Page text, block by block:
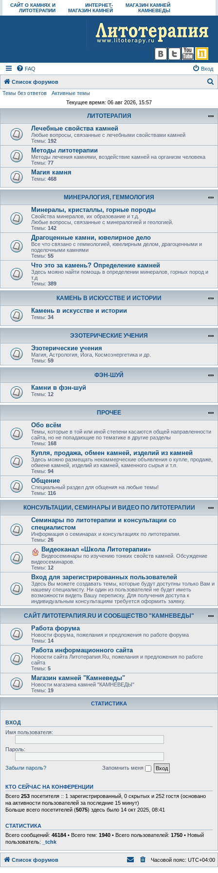
САЙТ О КАМНЯХ И
ЛИТОТЕРАПИИ
ИНТЕРНЕТ-
МАГАЗИН КАМНЕЙ
МАГАЗИН КАМНЕЙ
КАМНЕВЕДЫ
FAQ Вход
Список форумов
Темы без ответов
Активные темы
Текущее время: 06 авг 2026, 15:57
ЛИТОТЕРАПИЯ
Лечебные свойства камней
Любые вопросы, связанные с лечебными свойствами камней
Темы: 192
Методы литотерапии
Методы лечения камнями, воздействие камней на организм человека
Темы: 77
Магия камня
Темы: 468
МИНЕРАЛОГИЯ, ГЕММОЛОГИЯ
Минералы, кристаллы, горные породы
Свойства минералов, их образование и т.д.
Любые вопросы, связанные с минералогией и геологией.
Темы: 142
Драгоценные камни, ювелирное дело
Все что связано с геммологией, ювелирным делом, драгоценными и
поделочными камнями
Темы: 55
Что это за камень? Определение камней
Здесь можно найти помощь в определении минералов, горных пород и
т.д
Темы: 389
КАМЕНЬ В ИСКУССТВЕ И ИСТОРИИ
Камень в искусстве и истории
Темы: 34
ЭЗОТЕРИЧЕСКИЕ УЧЕНИЯ
Эзотерические учения
Магия, Астрология, Йога, Космоэнергетика и др.
Темы: 59
ФЭН-ШУЙ
Камни в фэн-шуй
Темы: 12
ПРОЧЕЕ
Обо всём
Темы, которые в той или иной степени касаются общей направленности
сайта, но не попадающие по тематике в другие разделы
Темы: 168
Купля, продажа, обмен камней, изделий из камней
Здесь можно размещать некоммерческие объявления о купле, продаже,
обмене камней, изделий из камней, каменного сырья и т.п.
Темы: 94
Общение
Специальный раздел для общения на любые темы!
Темы: 116
КОНСУЛЬТАЦИИ, СЕМИНАРЫ И ВИДЕО ПО ЛИТОТЕРАПИИ
Семинары по литотерапии и консультации со
специалистом
Информация о семинарах и консультациях по литотерапии.
Темы: 26
Видеоканал «Школа Литотерапии»
Видеосеминары по изучению тонких свойств камней. Обсуждение
видеосеминаров.
Темы: 12
Вход для зарегистрированных пользователей
Здесь Вы можете создавать темы, которые будут доступны только Вам и
нашему специалисту. Ни один из пользователей не будет иметь
возможности видеть Вашу переписку. Для получения доступа к
индивидуальным консультациям требуется оформить заявку.
САЙТ ЛИТОТЕРАПИЯ.RU И СООБЩЕСТВО "КАМНЕВЕДЫ"
Работа форума
Новости форума, пожелания и предложения по работе форума
Темы: 14
Работа информационного сайта
Новости сайта Литотерапия.Ru, пожелания и предложения по работе
сайта
Темы: 5
Магазин камней "Камневеды"
Новости магазина камней "КАМНЕВЕДЫ"
Темы: 19
СТАТИСТИКА
ВХОД
Имя пользователя:
Пароль:
Забыли пароль? Запомнить меня
КТО СЕЙЧАС НА КОНФЕРЕНЦИИ
Всего 253 посетителя :: 1 зарегистрированный, 0 скрытых и 252 гостя (основано
на активности пользователей за последние 15 минут)
Больше всего посетителей (5075) здесь было 14 окт 2025, 08:41
СТАТИСТИКА
Всего сообщений: 46184 • Всего тем: 1940 • Всего пользователей: 1750 • Новый
пользователь:
_tchk
Список форумов Часовой пояс: UTC+04:00